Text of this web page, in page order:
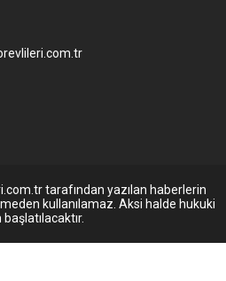
tarafından yazılan haberlerin
kullanılamaz. Aksi halde hukuki